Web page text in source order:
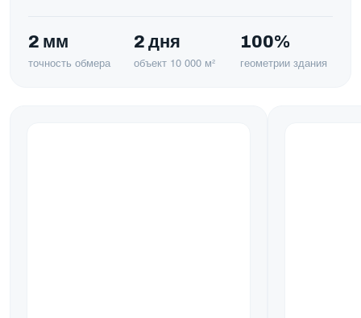
2 мм
точность обмера
2 дня
объект 10 000 м²
100%
геометрии здания